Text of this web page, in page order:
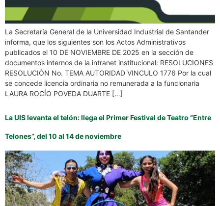
La Secretaría General de la Universidad Industrial de Santander
informa, que los siguientes son los Actos Administrativos
publicados el 10 DE NOVIEMBRE DE 2025 en la sección de
documentos internos de la intranet institucional: RESOLUCIONES
RESOLUCIÓN No. TEMA AUTORIDAD VINCULO 1776 Por la cual
se concede licencia ordinaria no remunerada a la funcionaria
LAURA ROCÍO POVEDA DUARTE […]
La UIS levanta el telón: llega el Primer Festival de Teatro “Entre
Telones”, del 10 al 14 de noviembre